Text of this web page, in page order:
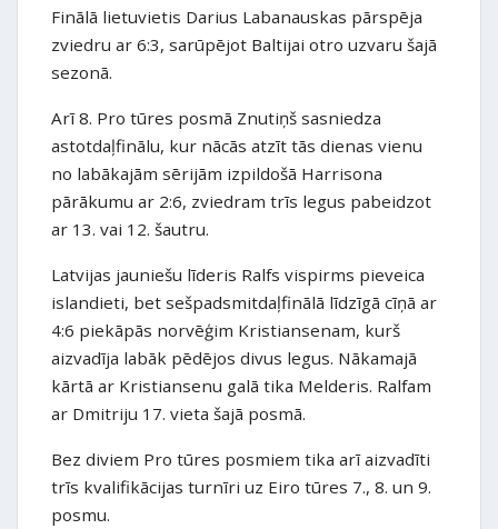
Finālā lietuvietis Darius Labanauskas pārspēja
zviedru ar 6:3, sarūpējot Baltijai otro uzvaru šajā
sezonā.
Arī 8. Pro tūres posmā Znutiņš sasniedza
astotdaļfinālu, kur nācās atzīt tās dienas vienu
no labākajām sērijām izpildošā Harrisona
pārākumu ar 2:6, zviedram trīs legus pabeidzot
ar 13. vai 12. šautru.
Latvijas jauniešu līderis Ralfs vispirms pieveica
islandieti, bet sešpadsmitdaļfinālā līdzīgā cīņā ar
4:6 piekāpās norvēģim Kristiansenam, kurš
aizvadīja labāk pēdējos divus legus. Nākamajā
kārtā ar Kristiansenu galā tika Melderis. Ralfam
ar Dmitriju 17. vieta šajā posmā.
Bez diviem Pro tūres posmiem tika arī aizvadīti
trīs kvalifikācijas turnīri uz Eiro tūres 7., 8. un 9.
posmu.